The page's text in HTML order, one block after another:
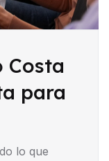
Costa
para
lo que